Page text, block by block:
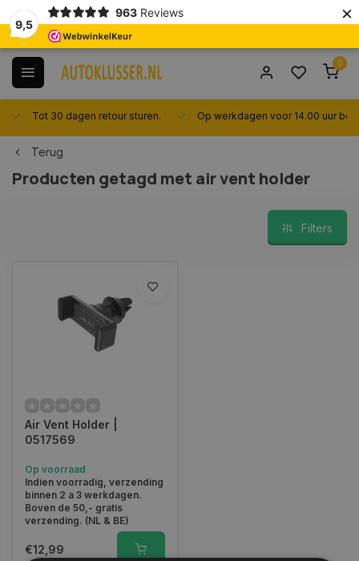
9,5
963 Reviews ×
0
Tot 30 dagen retour sturen. Op werkdagen voor 14.00 uur
Terug
Producten getagd met air vent holder
Filters
Air Vent Holder |
0517569
Op voorraad
Indien voorradig, verzending
binnen 2 a 3 werkdagen.
Boven de 50,- gratis
verzending. (NL & BE)
€12,99